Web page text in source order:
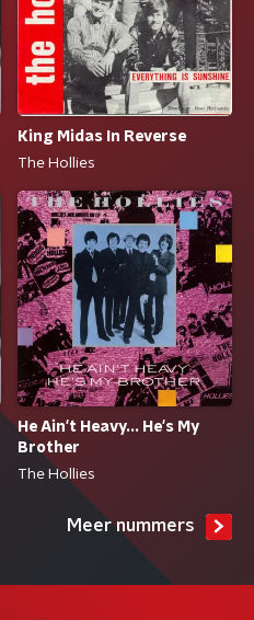
King Midas In Reverse
The Hollies
He Ain't Heavy... He's My
Brother
The Hollies
Meer nummers